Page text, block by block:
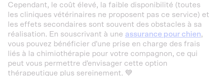
Cependant, le coût élevé, la faible disponibilité (toutes
les cliniques vétérinaires ne proposent pas ce service) et
les effets secondaires sont souvent des obstacles à sa
réalisation. En souscrivant à une assurance pour chien,
vous pouvez bénéficier d'une prise en charge des frais
liés à la chimiothérapie pour votre compagnon, ce qui
peut vous permettre d'envisager cette option
thérapeutique plus sereinement. 💙